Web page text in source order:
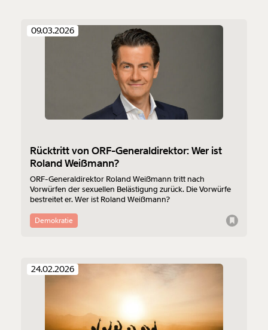
Veränderung
beginnt mit Dir!
Werde Fördermitglied
unsere Wirtschaft so gestalten, dass sie für alle
09.03.2026
Rücktritt von ORF-Generaldirektor: Wer ist
Roland Weißmann?
ORF-Generaldirektor Roland Weißmann tritt nach
Vorwürfen der sexuellen Belästigung zurück. Die Vorwürfe
bestreitet er. Wer ist Roland Weißmann?
Demokratie
24.02.2026